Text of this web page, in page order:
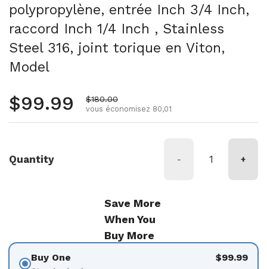
polypropylène, entrée Inch 3/4 Inch,
raccord Inch 1/4 Inch , Stainless
Steel 316, joint torique en Viton,
Model
Prix régulier
$99.99 Prix de vente
$180.00
vous économisez 80,01
Quantity - +
Save More
When You
Buy More
Buy One $99.99